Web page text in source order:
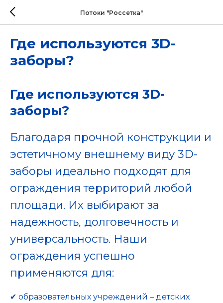
Потоки "Россетка"
Где используются 3D-
заборы?
Где используются 3D-
заборы?
Благодаря прочной конструкции и
эстетичному внешнему виду 3D-
заборы идеально подходят для
ограждения территорий любой
площади. Их выбирают за
надежность, долговечность и
универсальность. Наши
ограждения успешно
применяются для:
✔ образовательных учреждений – детских